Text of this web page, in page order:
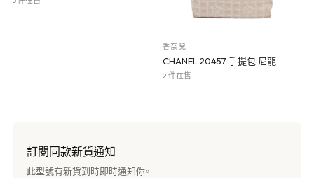
香奈兒
CHANEL 20457 手提包 尼龍
2 件在售
訂閱同款新貨通知
此型號有新貨到時即時通知你。